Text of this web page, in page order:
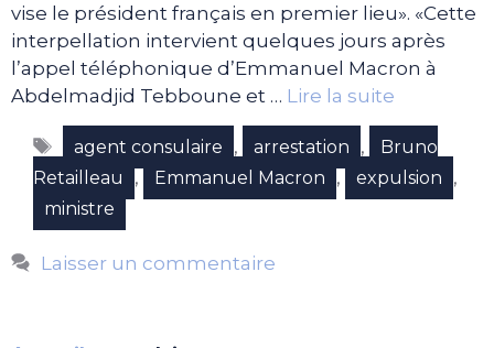
vise le président français en premier lieu». «Cette
interpellation intervient quelques jours après
l’appel téléphonique d’Emmanuel Macron à
Abdelmadjid Tebboune et … Lire la suite
Étiquettes
agent consulaire , arrestation ,
Bruno
Retailleau
, Emmanuel Macron , expulsion ,
ministre
Laisser un commentaire